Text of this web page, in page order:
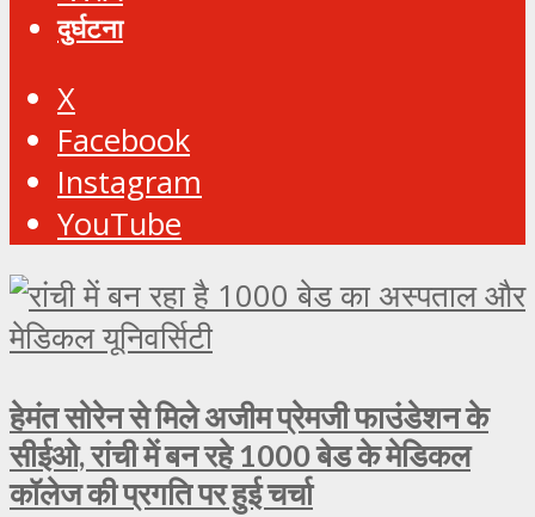
दुर्घटना
X
Facebook
Instagram
YouTube
हेमंत सोरेन से मिले अजीम प्रेमजी फाउंडेशन के
सीईओ, रांची में बन रहे 1000 बेड के मेडिकल
कॉलेज की प्रगति पर हुई चर्चा